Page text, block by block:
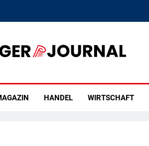
HANDEL WIRTSCHAFT